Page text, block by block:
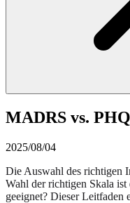
MADRS vs.
2025/08/04
Die Auswahl des richtigen
Wahl der richtigen Skala
geeignet? Dieser Leitfaden